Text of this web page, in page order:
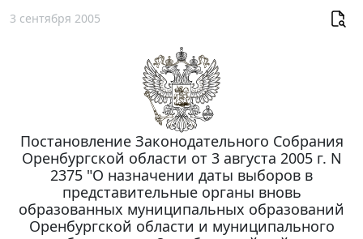
3 сентября 2005
Постановление Законодательного Собрания
Оренбургской области от 3 августа 2005 г. N
2375 "О назначении даты выборов в
представительные органы вновь
образованных муниципальных образований
Оренбургской области и муниципального